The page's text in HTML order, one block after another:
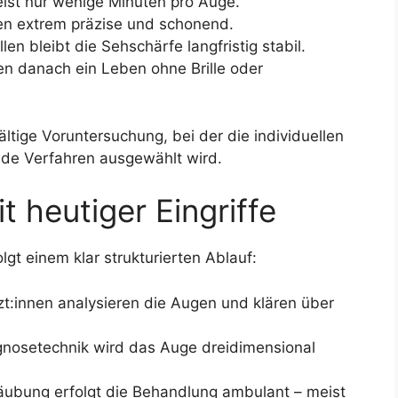
extrem präzise und schonend.
bleibt die Sehschärfe langfristig stabil.
danach ein Leben ohne Brille oder
Voruntersuchung, bei der die individuellen
Verfahren ausgewählt wird.
heutiger Eingriffe
einem klar strukturierten Ablauf:
analysieren die Augen und klären über
wird das Auge dreidimensional
erfolgt die Behandlung ambulant – meist